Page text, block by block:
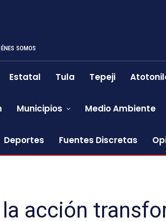
SOMOS
Estatal Tula Tepeji
Municipios Medio Ambiente
Deportes Fuentes Discretas
acción